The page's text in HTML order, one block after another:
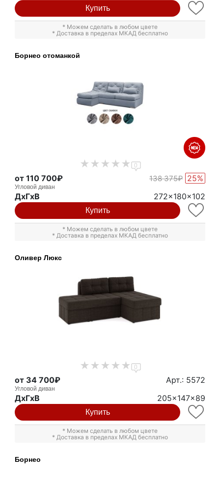
Купить
* Можем сделать в любом цвете
* Доставка в пределах МКАД бесплатно
Борнео отоманкой
0
от 110 700₽ 138 375₽ 25%
Угловой диван
ДxГxВ 272x180x102
Купить
* Можем сделать в любом цвете
* Доставка в пределах МКАД бесплатно
Оливер Люкс
0
от 34 700₽ Арт.: 5572
Угловой диван
ДxГxВ 205x147x89
Купить
* Можем сделать в любом цвете
* Доставка в пределах МКАД бесплатно
Борнео